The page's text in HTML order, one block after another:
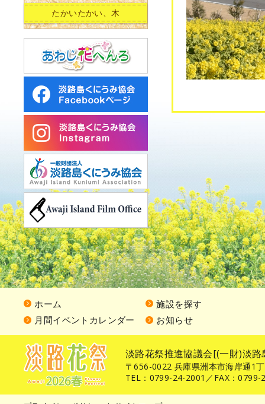
たかいたかい、木
ホーム
施設を探す
月間イベントカレンダー
お知らせ
淡路花祭推進協議会[(一財)淡
〒656-0022 兵庫県洲本市海岸通1
TEL：0799-24-2001／FAX：0799-